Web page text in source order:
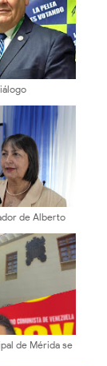
y exigencia
de Alberto
exclusiva de sus
de Mérida se